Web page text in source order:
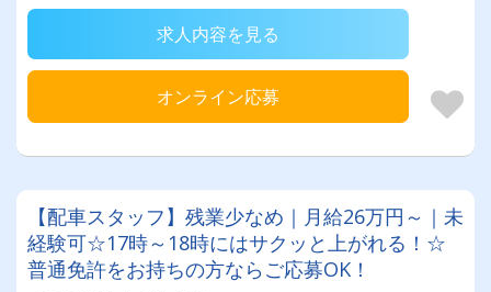
求人内容を見る
オンライン応募
【配車スタッフ】残業少なめ｜月給26万円～｜未
経験可☆17時～18時にはサクッと上がれる！☆
普通免許をお持ちの方ならご応募OK！